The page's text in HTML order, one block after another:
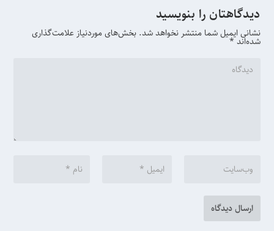
دیدگاهتان را بنویسید
نشانی ایمیل شما منتشر نخواهد شد. بخش‌های موردنیاز علامت‌گذاری
شده‌اند*